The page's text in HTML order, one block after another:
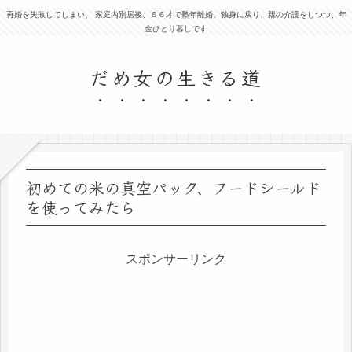
再婚を失敗してしまい、 家庭内別居後、６６才で塾年離婚、独身に戻り、親の介護をしつつ、年
金ひとり暮しです
だめ女の生きる道
初めての米の真空パック、フードシールド
を使ってみたら
スポンサーリンク